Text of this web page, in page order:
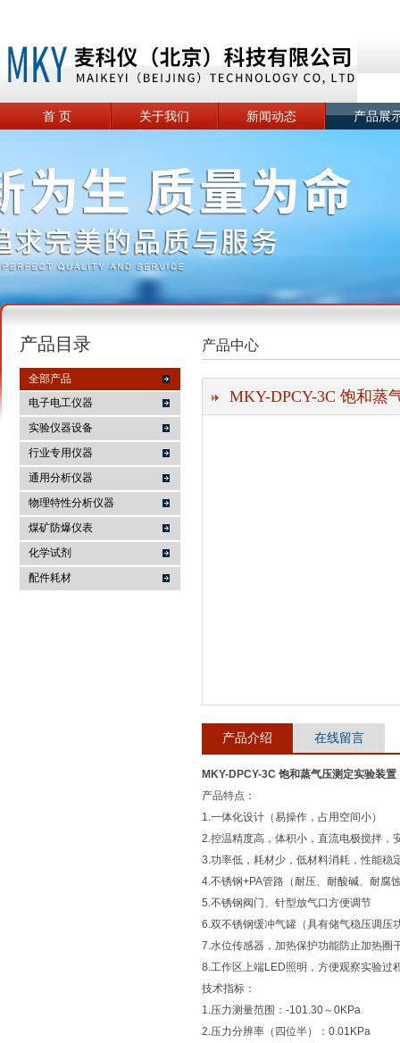
麦科仪（北京）科技有限公司
首 页 关于我们 新闻动态 产品展
产品目录
全部产品
电子电工仪器
实验仪器设备
行业专用仪器
通用分析仪器
物理特性分析仪器
煤矿防爆仪表
化学试剂
配件耗材
产品中心
MKY-DPCY-3C 饱和蒸
产品介绍 在线留言
MKY-DPCY-3C 饱和蒸气压测定实验装置
产品特点：
1.一体化设计（易操作，占用空间小）
2.控温精度高，体积小，直流电极搅拌，
3.功率低，耗材少，低材料消耗，性能稳
4.不锈钢+PA管路（耐压、耐酸碱、耐腐
5.不锈钢阀门、针型放气口方便调节
6.双不锈钢缓冲气罐（具有储气稳压调压
7.水位传感器，加热保护功能防止加热圈
8.工作区上端LED照明，方便观察实验过
技术指标：
1.压力测量范围：-101.30～0KPa
2.压力分辨率（四位半）：0.01KPa